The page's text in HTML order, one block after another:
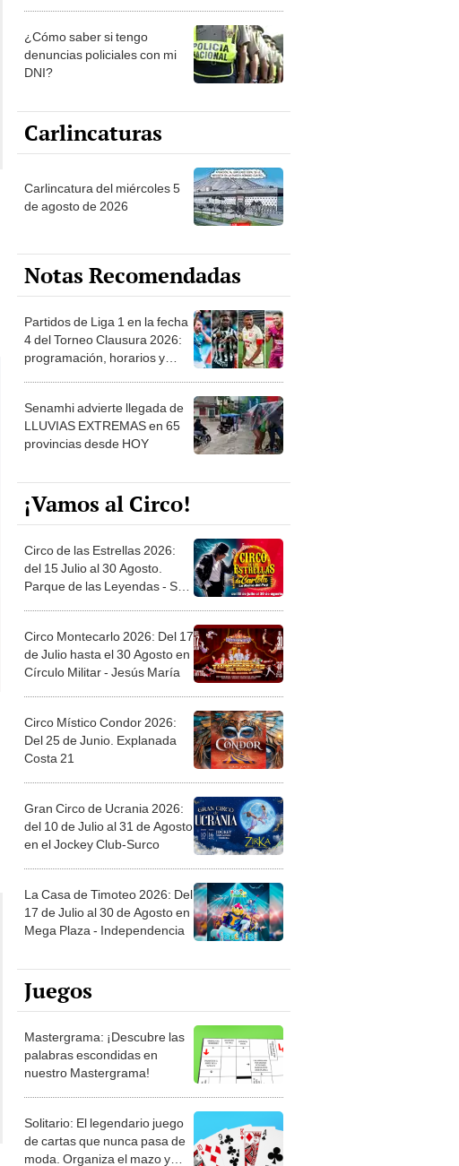
la ONPE
¿Cómo saber si tengo
denuncias policiales con mi
DNI?
Carlincaturas
Carlincatura del miércoles 5
de agosto de 2026
Notas Recomendadas
Partidos de Liga 1 en la fecha
4 del Torneo Clausura 2026:
programación, horarios y
Senamhi advierte llegada de
LLUVIAS EXTREMAS en 65
provincias desde HOY
¡Vamos al Circo!
Circo de las Estrellas 2026:
del 15 Julio al 30 Agosto.
Parque de las Leyendas - San
Circo Montecarlo 2026: Del 17
de Julio hasta el 30 Agosto en
Círculo Militar - Jesús María
Circo Místico Condor 2026:
Del 25 de Junio. Explanada
Costa 21
Gran Circo de Ucrania 2026:
del 10 de Julio al 31 de Agosto
en el Jockey Club-Surco
La Casa de Timoteo 2026: Del
17 de Julio al 30 de Agosto en
Mega Plaza - Independencia
Juegos
Mastergrama: ¡Descubre las
palabras escondidas en
nuestro Mastergrama!
Solitario: El legendario juego
de cartas que nunca pasa de
moda. Organiza el mazo y